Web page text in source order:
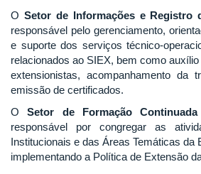
O Setor de Informações e Registro
responsável pelo gerenciamento,
e suporte dos serviços técnico-
relacionados ao SIEX, bem como
extensionistas, acompanhamento da
emissão de certificados.
OSetor de Formação
responsável por congregar as
Institucionais e das Áreas Temáticas da
implementando a Política de Extensão